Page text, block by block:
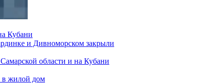
Кубани
и Дивноморском закрыли
области и на Кубани
в жилой дом